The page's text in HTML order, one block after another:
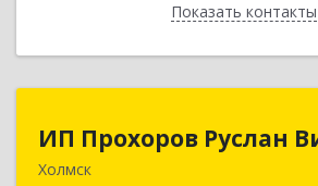
Показать контакты
Назад
ИП Прохоров Руслан
Холмск
694620, Сахалинская обл,